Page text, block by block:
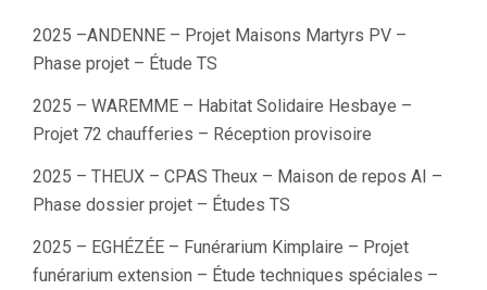
2025 –ANDENNE – Projet Maisons Martyrs PV –
Phase projet – Étude TS
2025 – WAREMME – Habitat Solidaire Hesbaye –
Projet 72 chaufferies – Réception provisoire
2025 – THEUX – CPAS Theux – Maison de repos AI –
Phase dossier projet – Études TS
2025 – EGHÉZÉE – Funérarium Kimplaire – Projet
funérarium extension – Étude techniques spéciales –